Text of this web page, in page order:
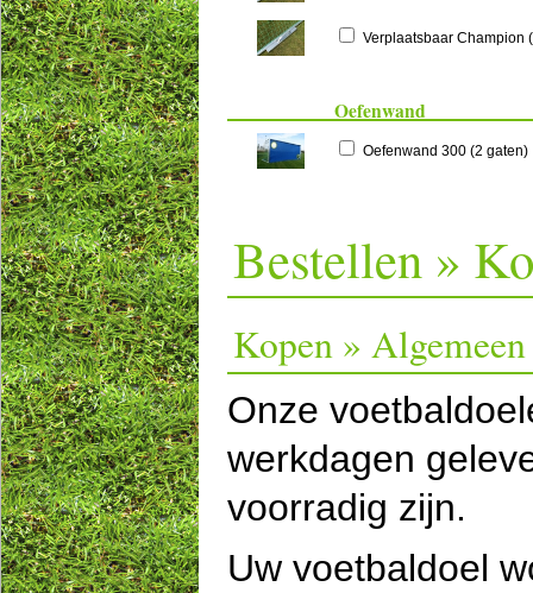
Verplaatsbaar Champion
Oefenwand
Oefenwand 300 (2 gaten)
Bestellen »
Kopen » Algemeen
Onze
werkdagen
voorradig zijn.
Uw voetbaldoel